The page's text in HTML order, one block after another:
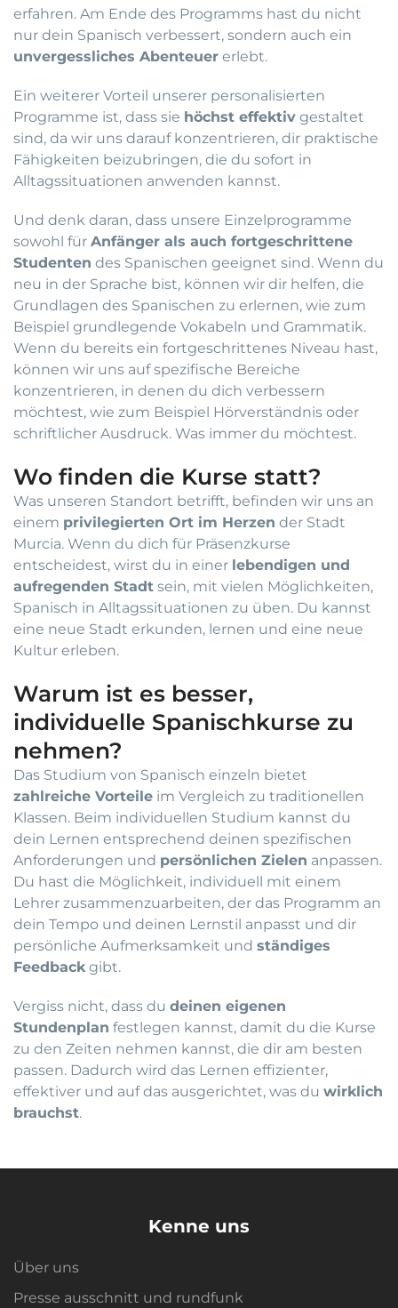
erfahren. Am Ende des Programms hast du nicht
nur dein Spanisch verbessert, sondern auch ein
unvergessliches Abenteuer erlebt.
Ein weiterer Vorteil unserer personalisierten
Programme ist, dass sie höchst effektiv gestaltet
sind, da wir uns darauf konzentrieren, dir praktische
Fähigkeiten beizubringen, die du sofort in
Alltagssituationen anwenden kannst.
Und denk daran, dass unsere Einzelprogramme
sowohl für Anfänger als auch fortgeschrittene
Studenten des Spanischen geeignet sind. Wenn du
neu in der Sprache bist, können wir dir helfen, die
Grundlagen des Spanischen zu erlernen, wie zum
Beispiel grundlegende Vokabeln und Grammatik.
Wenn du bereits ein fortgeschrittenes Niveau hast,
können wir uns auf spezifische Bereiche
konzentrieren, in denen du dich verbessern
möchtest, wie zum Beispiel Hörverständnis oder
schriftlicher Ausdruck. Was immer du möchtest.
Wo finden die Kurse statt?
Was unseren Standort betrifft, befinden wir uns an
einem privilegierten Ort im Herzen der Stadt
Murcia. Wenn du dich für Präsenzkurse
entscheidest, wirst du in einer lebendigen und
aufregenden Stadt sein, mit vielen Möglichkeiten,
Spanisch in Alltagssituationen zu üben. Du kannst
eine neue Stadt erkunden, lernen und eine neue
Kultur erleben.
Warum ist es besser,
individuelle Spanischkurse zu
nehmen?
Das Studium von Spanisch einzeln bietet
zahlreiche Vorteile im Vergleich zu traditionellen
Klassen. Beim individuellen Studium kannst du
dein Lernen entsprechend deinen spezifischen
Anforderungen und persönlichen Zielen anpassen.
Du hast die Möglichkeit, individuell mit einem
Lehrer zusammenzuarbeiten, der das Programm an
dein Tempo und deinen Lernstil anpasst und dir
persönliche Aufmerksamkeit und ständiges
Feedbackgibt.
Vergiss nicht, dass du deinen eigenen
Stundenplan festlegen kannst, damit du die Kurse
zu den Zeiten nehmen kannst, die dir am besten
passen. Dadurch wird das Lernen effizienter,
effektiver und auf das ausgerichtet, was du wirklich
brauchst.
Kenne uns
Über uns
Presse ausschnitt und rundfunk